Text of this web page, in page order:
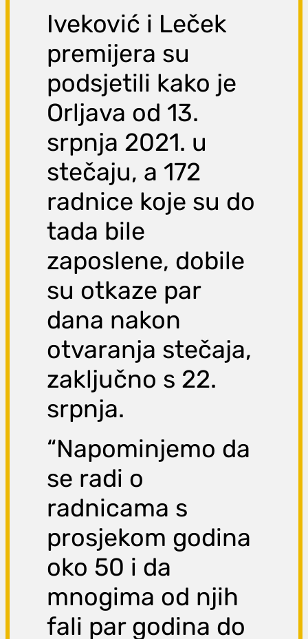
Iveković i Leček
premijera su
podsjetili kako je
Orljava od 13.
srpnja 2021. u
stečaju, a 172
radnice koje su do
tada bile
zaposlene, dobile
su otkaze par
dana nakon
otvaranja stečaja,
zaključno s 22.
srpnja.
“Napominjemo da
se radi o
radnicama s
prosjekom godina
oko 50 i da
mnogima od njih
fali par godina do